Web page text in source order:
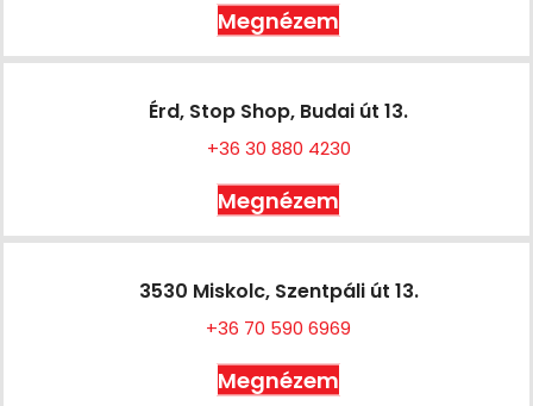
Megnézem
Érd, Stop Shop, Budai út 13.
+36 30 880 4230
Megnézem
3530 Miskolc, Szentpáli út 13.
+36 70 590 6969
Megnézem